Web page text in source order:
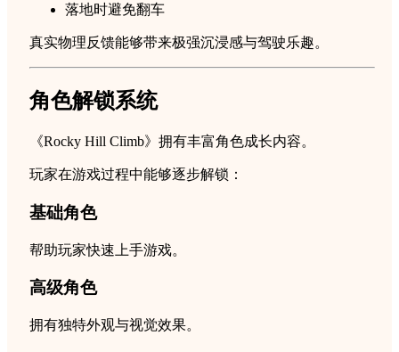
落地时避免翻车
真实物理反馈能够带来极强沉浸感与驾驶乐趣。
角色解锁系统
《Rocky Hill Climb》拥有丰富角色成长内容。
玩家在游戏过程中能够逐步解锁：
基础角色
帮助玩家快速上手游戏。
高级角色
拥有独特外观与视觉效果。